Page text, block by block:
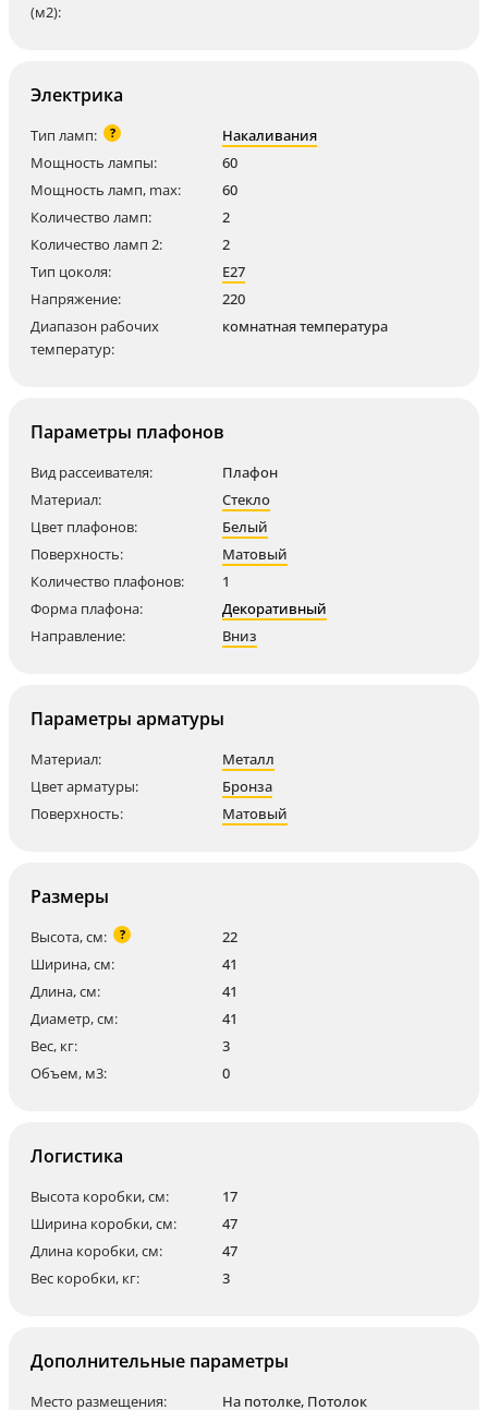
(м2):
Электрика
Тип ламп: ?
Накаливания
Мощность лампы:
60
Мощность ламп, max:
60
Количество ламп:
2
Количество ламп 2:
2
Тип цоколя:
E27
Напряжение:
220
Диапазон рабочих
температур:
комнатная температура
Параметры плафонов
Вид рассеивателя:
Плафон
Материал:
Стекло
Цвет плафонов:
Белый
Поверхность:
Матовый
Количество плафонов:
1
Форма плафона:
Декоративный
Направление:
Вниз
Параметры арматуры
Материал:
Металл
Цвет арматуры:
Бронза
Поверхность:
Матовый
Размеры
Высота, см: ?
22
Ширина, см:
41
Длина, см:
41
Диаметр, см:
41
Вес, кг:
3
Объем, м3:
0
Логистика
Высота коробки, см:
17
Ширина коробки, см:
47
Длина коробки, см:
47
Вес коробки, кг:
3
Дополнительные параметры
Место размещения: На потолке, Потолок